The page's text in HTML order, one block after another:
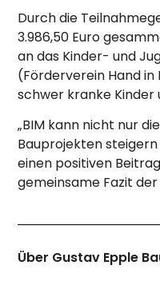
Durch die
3.986,50 Euro
an das Kinder- und
(Förderverein Hand in
schwer kranke Kinder
„BIM kann nicht nur
Bauprojekten
einen positiven
gemeinsame Fazit
Über Gustav Epple